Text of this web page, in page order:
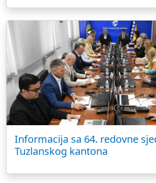
Informacija sa 64. redovne
Tuzlanskog kantona